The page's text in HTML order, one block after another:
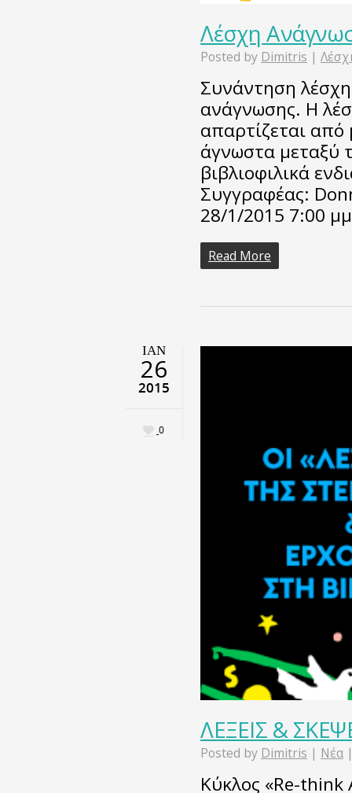
Λέσχη
Posted by Dimitris |
Συνάντηση
ανάγνωσης. Η
απαρτίζεται
άγνωστα μεταξύ
βιβλιοφιλικά
Συγγραφέας:
28/1/2015 7:00 μμ
Read More
ΙΑΝ
26
2015
0
ΛΕΞΕΙΣ &
Posted by Dimitris | Νέα
Κύκλος «Re-think